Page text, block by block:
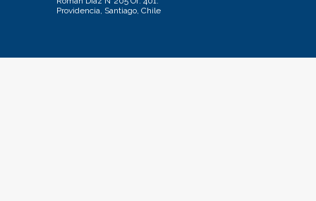
Providencia, Santiago, Chile